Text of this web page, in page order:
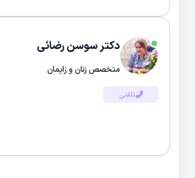
دکتر سوسن رضائی
متخصص زنان و زایمان
تلفنی